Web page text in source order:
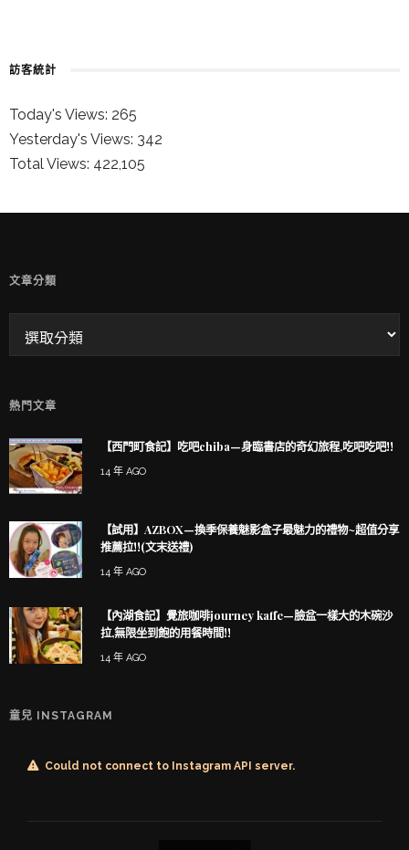
訪客統計
Today's Views: 265
Yesterday's Views: 342
Total Views: 422,105
童兒的 INSTAGRAM
文章分類
熱門文章
【西門町食記】吃吧chiba—身臨書店的奇幻旅程,吃吧吃吧!!
14 年 AGO
【試用】AZBOX—換季保養魅影盒子最魅力的禮物~超值分享
推薦拉!!(文末送禮)
14 年 AGO
【內湖食記】覺旅咖啡journey kaffe—臉盆一樣大的木碗沙
拉,無限坐到飽的用餐時間!!
14 年 AGO
童兒 INSTAGRAM
Could not connect to Instagram API server.